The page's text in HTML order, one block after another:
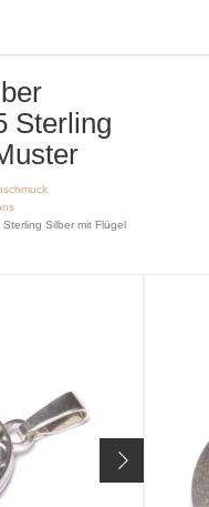
Sterling
Silber mit Flügel